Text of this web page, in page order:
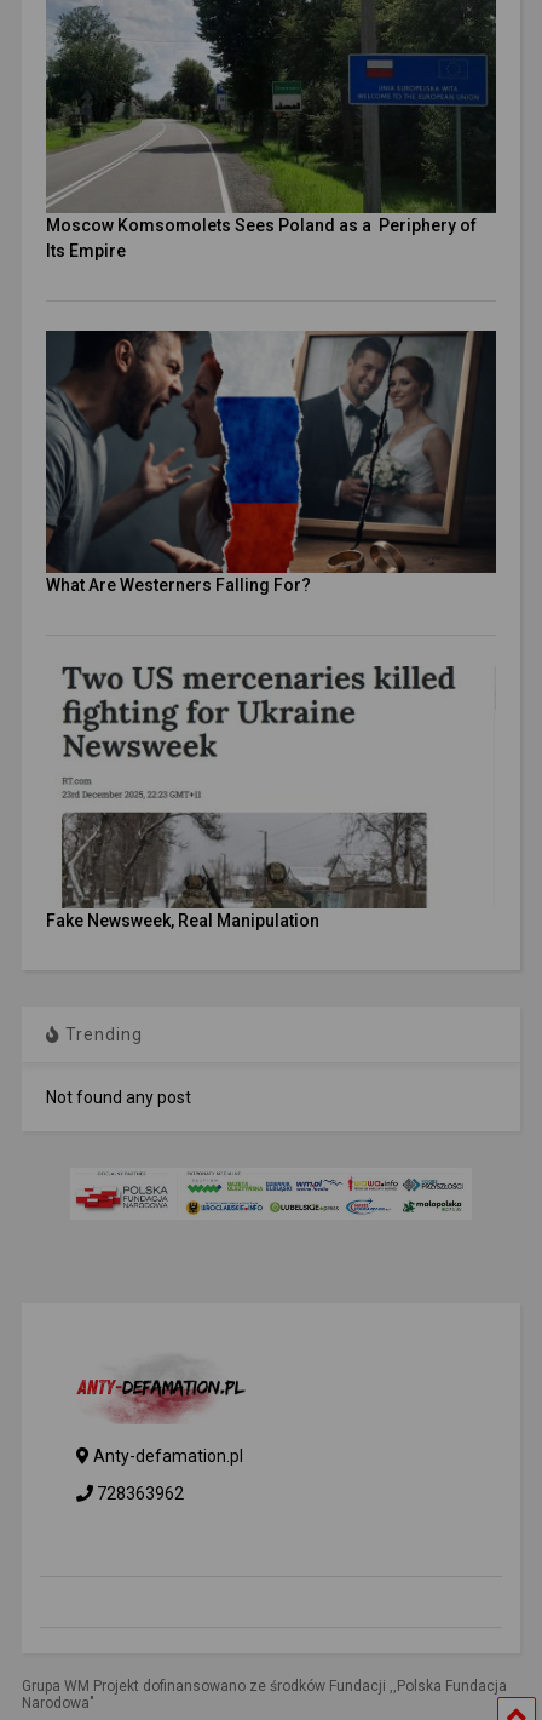
Moscow Komsomolets Sees Poland as a Periphery of
Its Empire
What Are Westerners Falling For?
Fake Newsweek, Real Manipulation
Trending
Not found any post
Anty-defamation.pl
728363962
Grupa WM Projekt dofinansowano ze środków Fundacji ,,Polska Fundacja
Narodowa"